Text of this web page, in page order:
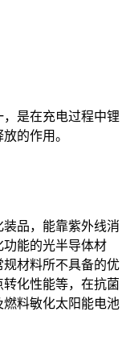
是在充电过程中锂
的作用。
品，能靠紫外线消
能的光半导体材
材料所不具备的优
化性能等，在抗菌
料敏化太阳能电池